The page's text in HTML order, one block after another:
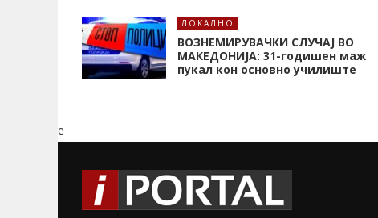
ЛОКАЛНО
ВОЗНЕМИРУВАЧКИ СЛУЧАЈ ВО
МАКЕДОНИЈА: 31-годишен маж
пукал кон основнo училиште
e